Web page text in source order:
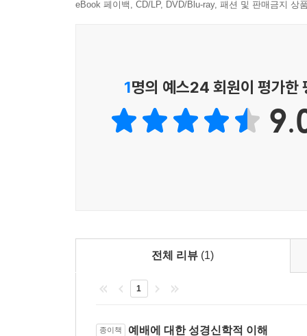
eBook 페이백, CD/LP, DVD/Blu-ray, 패션 및 판매금지 상
1명의 예스24 회원이 평가한
전체 리뷰 (1)
1
종이책 예배에 대한 성경신학적 이해